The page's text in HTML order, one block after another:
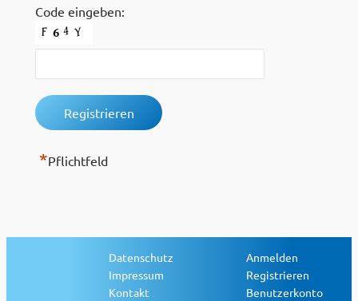
Code eingeben:
*Pflichtfeld
Datenschutz
Impressum
Kontakt
Anmelden
Registrieren
Benutzerkonto